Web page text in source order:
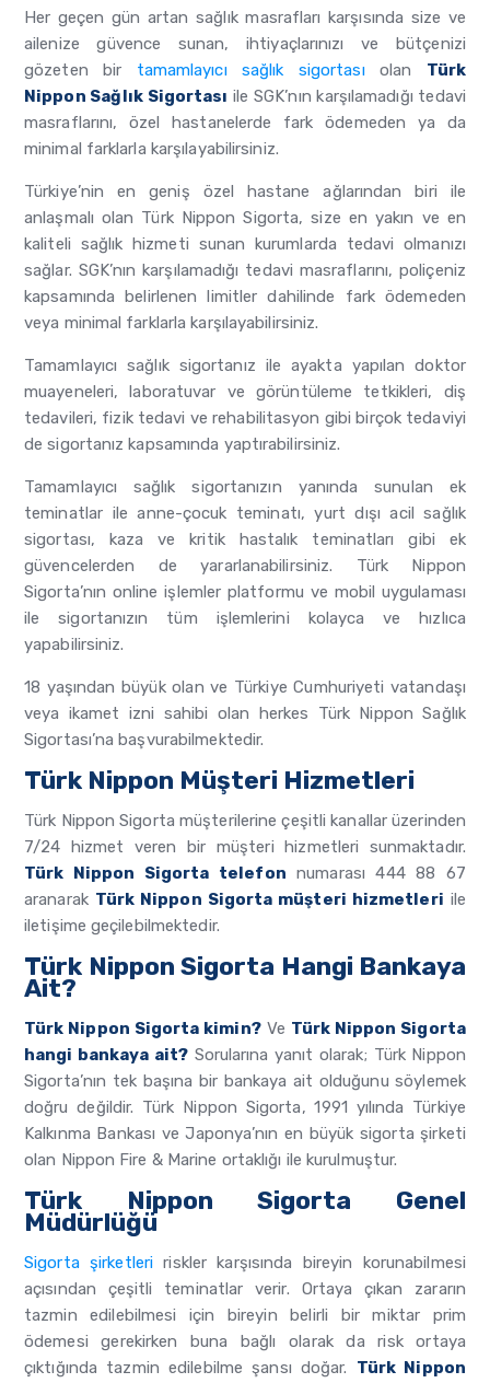
Her geçen gün artan sağlık masrafları karşısında size ve
ailenize güvence sunan, ihtiyaçlarınızı ve bütçenizi
gözeten bir tamamlayıcı sağlık sigortasıolan Türk
Nippon Sağlık Sigortası ile SGK’nın karşılamadığı tedavi
masraflarını, özel hastanelerde fark ödemeden ya da
minimal farklarla karşılayabilirsiniz.
Türkiye’nin en geniş özel hastane ağlarından biri ile
anlaşmalı olan Türk Nippon Sigorta, size en yakın ve en
kaliteli sağlık hizmeti sunan kurumlarda tedavi olmanızı
sağlar. SGK’nın karşılamadığı tedavi masraflarını, poliçeniz
kapsamında belirlenen limitler dahilinde fark ödemeden
veya minimal farklarla karşılayabilirsiniz.
Tamamlayıcı sağlık sigortanız ile ayakta yapılan doktor
muayeneleri, laboratuvar ve görüntüleme tetkikleri, diş
tedavileri, fizik tedavi ve rehabilitasyon gibi birçok tedaviyi
de sigortanız kapsamında yaptırabilirsiniz.
Tamamlayıcı sağlık sigortanızın yanında sunulan ek
teminatlar ile anne-çocuk teminatı, yurt dışı acil sağlık
sigortası, kaza ve kritik hastalık teminatları gibi ek
güvencelerden de yararlanabilirsiniz. Türk Nippon
Sigorta’nın online işlemler platformu ve mobil uygulaması
ile sigortanızın tüm işlemlerini kolayca ve hızlıca
yapabilirsiniz.
18 yaşından büyük olan ve Türkiye Cumhuriyeti vatandaşı
veya ikamet izni sahibi olan herkes Türk Nippon Sağlık
Sigortası’na başvurabilmektedir.
Türk Nippon Müşteri Hizmetleri
Türk Nippon Sigorta müşterilerine çeşitli kanallar üzerinden
7/24 hizmet veren bir müşteri hizmetleri sunmaktadır.
Türk Nippon Sigorta telefon numarası 444 88 67
aranarak Türk Nippon Sigorta müşteri hizmetleri ile
iletişime geçilebilmektedir.
Türk Nippon Sigorta Hangi Bankaya
Ait?
Türk Nippon Sigorta kimin?Ve Türk Nippon Sigorta
hangi bankaya ait? Sorularına yanıt olarak; Türk Nippon
Sigorta’nın tek başına bir bankaya ait olduğunu söylemek
doğru değildir. Türk Nippon Sigorta, 1991 yılında Türkiye
Kalkınma Bankası ve Japonya’nın en büyük sigorta şirketi
olan Nippon Fire & Marine ortaklığı ile kurulmuştur.
Türk Nippon Sigorta Genel
Müdürlüğü
Sigorta şirketleri riskler karşısında bireyin korunabilmesi
açısından çeşitli teminatlar verir. Ortaya çıkan zararın
tazmin edilebilmesi için bireyin belirli bir miktar prim
ödemesi gerekirken buna bağlı olarak da risk ortaya
çıktığında tazmin edilebilme şansı doğar. Türk Nippon